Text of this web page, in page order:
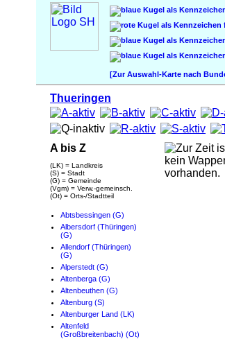
[Zur Auswahl-Karte nach
Thueringen
A bis Z
(LK) = Landkreis
(S) = Stadt
(G) = Gemeinde
(Vgm) = Verw.-gemeinsch.
(Ot) = Orts-/Stadtteil
Abtsbessingen (G)
Albersdorf (Thüringen)
(G)
Allendorf (Thüringen)
(G)
Alperstedt (G)
Altenberga (G)
Altenbeuthen (G)
Altenburg (S)
Altenburger Land (LK)
Altenfeld
(Großbreitenbach) (Ot)